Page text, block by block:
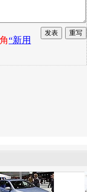
“新用